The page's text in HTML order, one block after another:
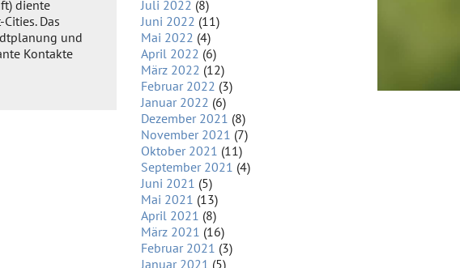
diente
Das
und
Kontakte
Juli 2022 (8)
Juni 2022 (11)
Mai 2022 (4)
April 2022 (6)
März 2022 (12)
Februar 2022 (3)
Januar 2022 (6)
Dezember 2021 (8)
November 2021 (7)
Oktober 2021 (11)
September 2021 (4)
Juni 2021 (5)
Mai 2021 (13)
April 2021 (8)
März 2021 (16)
Februar 2021 (3)
Januar 2021 (5)